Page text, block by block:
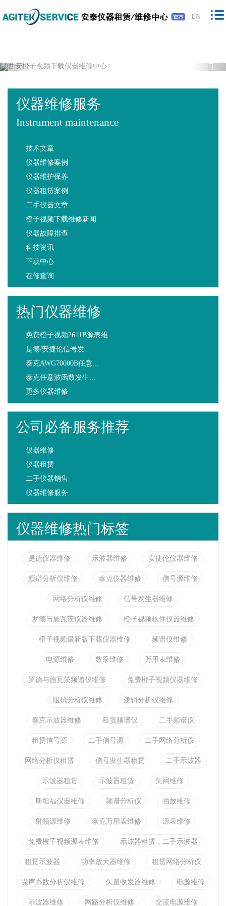
橙子视频下载,橙子视频软件,免费橙子视
频,橙子视频最新版下载
EN
Previous
仪器维修服务
Instrument maintenance
技术文章
仪器维修案例
仪器维护保养
仪器租赁案例
二手仪器文章
橙子视频下载维修新闻
仪器故障排查
科技资讯
下载中心
在修查询
热门仪器维修
免费橙子视频2611B源表维...
是德/安捷伦信号发...
泰克AWG70000B任意...
泰克任意波函数发生...
更多仪器维修
公司必备服务推荐
仪器维修
仪器租赁
二手仪器销售
仪器维修服务
仪器维修热门标签
是德仪器维修 示波器维修 安捷伦仪器维修
频谱分析仪维修 泰克仪器维修 信号源维修
网络分析仪维修 信号发生器维修
罗德与施瓦茨仪器维修 橙子视频软件仪器维修
橙子视频最新版下载仪器维修 频谱仪维修
电源维修 数采维修 万用表维修
罗德与施瓦茨频谱仪维修 免费橙子视频仪器维修
阻抗分析仪维修 逻辑分析仪维修
泰克示波器维修 租赁频谱仪 二手频谱仪
租赁信号源 二手信号源 二手网络分析仪
网络分析仪租赁 信号发生器租赁 二手示波器
示波器租赁 示波器租赁 矢网维修
斯坦福仪器维修 频谱分析仪 功放维修
射频源维修 泰克万用表维修 源表维修
免费橙子视频源表维修 示波器租赁，二手示波器
租赁示波器 功率放大器维修 租赁网络分析仪
噪声系数分析仪维修 矢量收发器维修 电源维修
示波器维修 网路分析仪维修 交流电源维修